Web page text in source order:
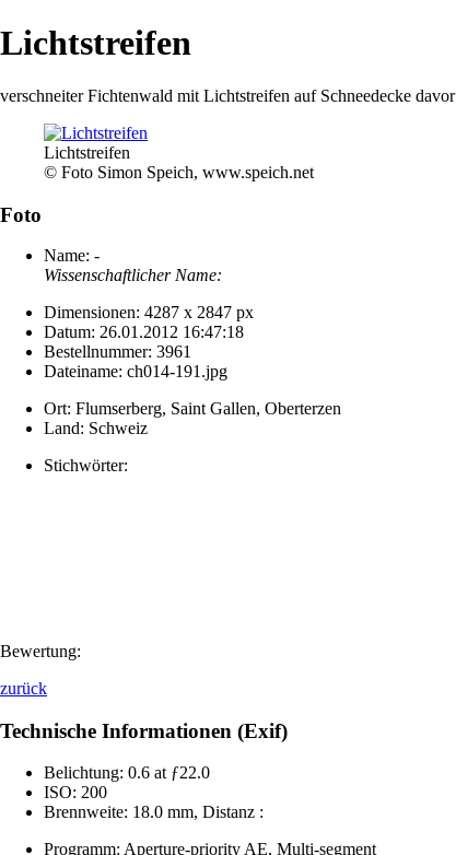
Lichtstreifen
verschneiter Fichtenwald mit Lichtstreifen auf Schneedecke davor
Lichtstreifen
© Foto Simon Speich, www.speich.net
Foto
Name: -
Wissenschaftlicher Name:
Dimensionen: 4287 x 2847 px
Datum: 26.01.2012 16:47:18
Bestellnummer: 3961
Dateiname: ch014-191.jpg
Ort: Flumserberg, Saint Gallen, Oberterzen
Land: Schweiz
Stichwörter:
Bewertung:
zurück
Technische Informationen (Exif)
Belichtung: 0.6 at ƒ22.0
ISO: 200
Brennweite: 18.0 mm, Distanz :
Programm: Aperture-priority AE, Multi-segment